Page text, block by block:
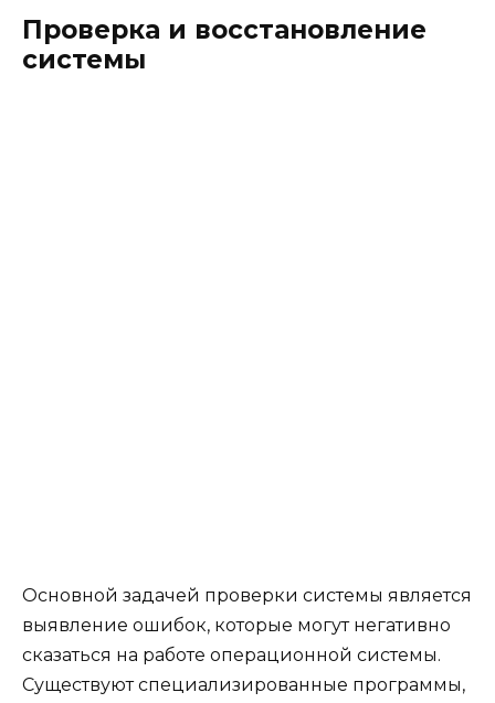
Проверка и восстановление
системы
Основной задачей проверки системы является
выявление ошибок, которые могут негативно
сказаться на работе операционной системы.
Существуют специализированные программы,